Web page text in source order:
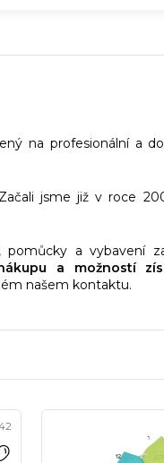
na profesionální a
jsme již v roce
pomůcky a vybavení
a možností
našem kontaktu.